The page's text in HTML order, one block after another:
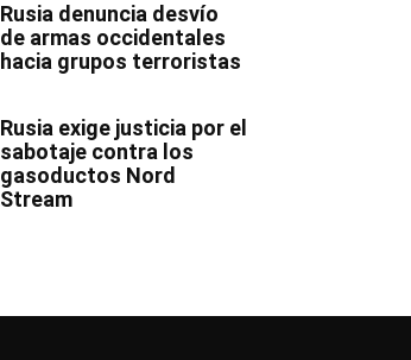
Rusia denuncia desvío
de armas occidentales
hacia grupos terroristas
Rusia exige justicia por el
sabotaje contra los
gasoductos Nord
Stream